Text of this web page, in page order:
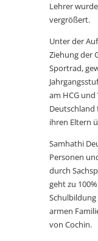
Lehrer
vergrößert.
Unter der
Ziehung der
Sportrad,
am HCG
Deutschland
ihren Eltern
Samhathi
Personen
durch
geht zu
armen
von Cochin.